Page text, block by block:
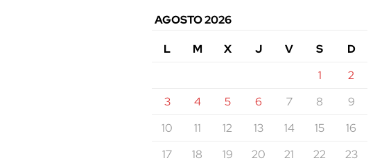
AGOSTO 2026
L
M X J V S
D
1
2
3
4 5 6 7 8
9
10
11 12 13 14 15
16
17
18 19 20 21 22
23